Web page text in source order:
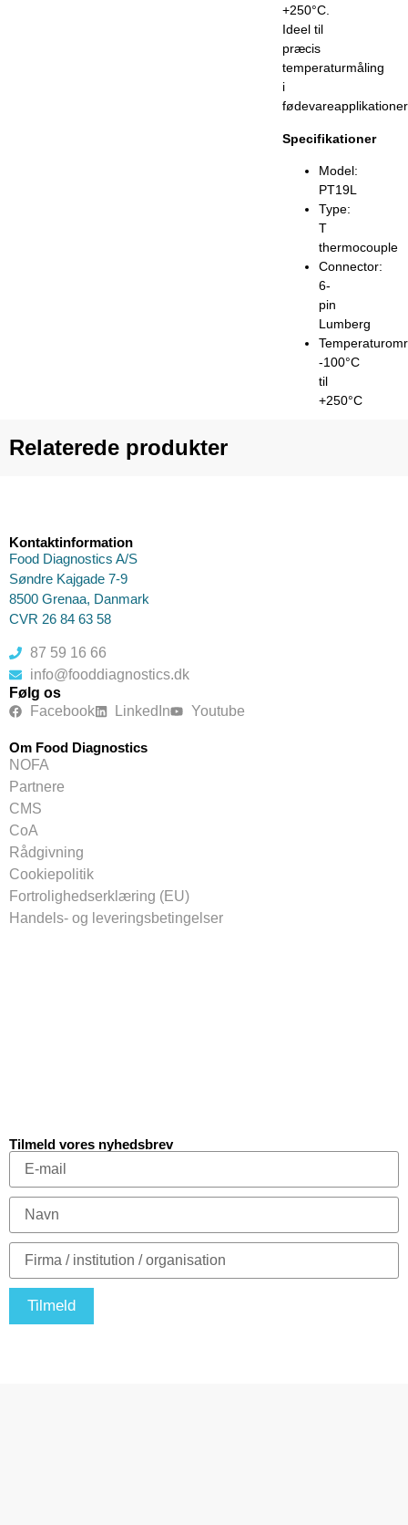
+250°C.
Ideel til
præcis
temperaturmåling
i
Specifikationer
Model:
PT19L
Type:
T
thermocouple
Connector:
6-
pin
Lumberg
-100°C
til
+250°C
Relaterede produkter
Kontaktinformation
Food Diagnostics A/S
Søndre Kajgade 7-9
8500 Grenaa, Danmark
CVR 26 84 63 58
87 59 16 66
info@fooddiagnostics.dk
Følg os
Facebook
LinkedIn Youtube
Om Food Diagnostics
NOFA
Partnere
CMS
CoA
Rådgivning
Cookiepolitik
Fortrolighedserklæring (EU)
Handels- og leveringsbetingelser
Tilmeld vores nyhedsbrev
Tilmeld